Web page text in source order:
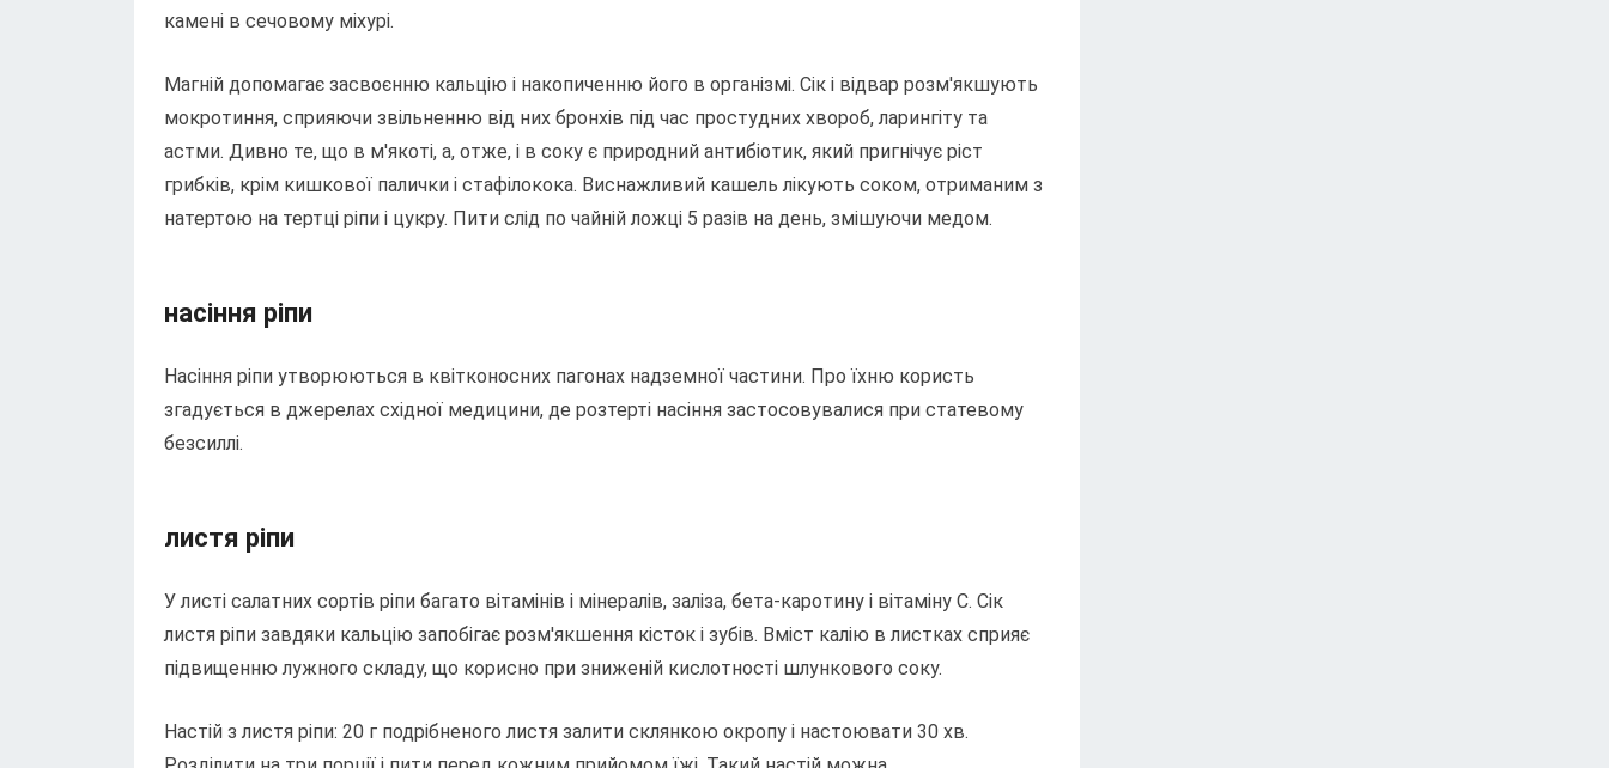
камені в сечовому міхурі.
Магній допомагає засвоєнню кальцію і накопиченню його в організмі. Сік і відвар розм'якшують
мокротиння, сприяючи звільненню від них бронхів під час простудних хвороб, ларингіту та
астми. Дивно те, що в м'якоті, а, отже, і в соку є природний антибіотик, який пригнічує ріст
грибків, крім кишкової палички і стафілокока. Виснажливий кашель лікують соком, отриманим з
натертою на тертці ріпи і цукру. Пити слід по чайній ложці 5 разів на день, змішуючи медом.
насіння ріпи
Насіння ріпи утворюються в квітконосних пагонах надземної частини. Про їхню користь
згадується в джерелах східної медицини, де розтерті насіння застосовувалися при статевому
безсиллі.
листя ріпи
У листі салатних сортів ріпи багато вітамінів і мінералів, заліза, бета-каротину і вітаміну С. Сік
листя ріпи завдяки кальцію запобігає розм'якшення кісток і зубів. Вміст калію в листках сприяє
підвищенню лужного складу, що корисно при зниженій кислотності шлункового соку.
Настій з листя ріпи: 20 г подрібненого листя залити склянкою окропу і настоювати 30 хв.